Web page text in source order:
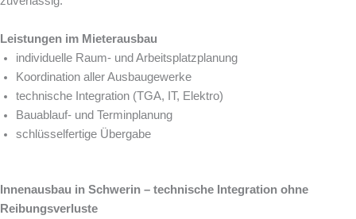
Leistungen im Mieterausbau
individuelle Raum- und Arbeitsplatzplanung
Koordination aller Ausbaugewerke
technische Integration (TGA, IT, Elektro)
Bauablauf- und Terminplanung
schlüsselfertige Übergabe
Innenausbau in Schwerin – technische Integration ohne
Reibungsverluste